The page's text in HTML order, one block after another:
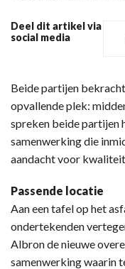
Deel dit artikel via
social media
Beide partijen
opvallende plek:
spreken beide partijen
samenwerking die
aandacht voor
Passende locatie
Aan een tafel op het
ondertekenden
Albron de nieuwe
samenwerking waarin